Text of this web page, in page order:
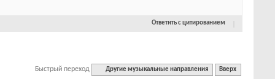
Ответить с цитированием
Быстрый переход Другие музыкальные направления Вверх